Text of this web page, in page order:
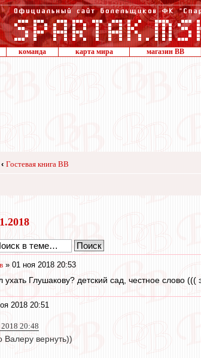
команда карта мира магазин ВВ
‹ Гостевая книга ВВ
» 01 ноя 2018 20:53
ухать Глушакову? детский сад, честное слово (((
2018 20:51
20:48
Валеру вернуть))